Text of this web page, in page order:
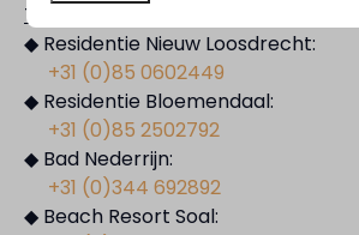
Telefonisch bereikbaar tot 20:00 uur.
◆ Residentie Nieuw Loosdrecht:
+31 (0)85 0602449
◆ Residentie Bloemendaal:
+31 (0)85 2502792
◆ Bad Nederrijn:
+31 (0)344 692892
◆ Beach Resort Soal: